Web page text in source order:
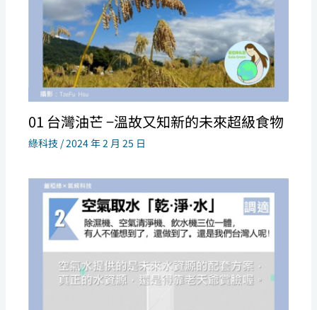
01 台灣油芒 −溫故又知新的未來超級食物
綠科技 /2024 年 2 月 25 日